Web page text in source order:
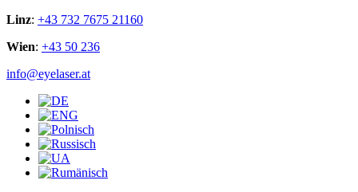
Linz: +43 732 7675 21160
Wien: +43 50 236
info@eyelaser.at